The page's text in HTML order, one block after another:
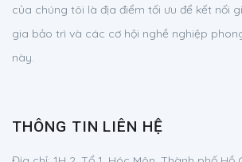
của chúng tôi là địa điểm tối ưu để kết nối
gia bảo trì và các cơ hội nghề nghiệp
này.
THÔNG TIN LIÊN HỆ